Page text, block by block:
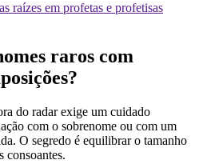
raízes em profetas e profetisas
raros com
do radar exige um cuidado
com o sobrenome ou com um
O segredo é equilibrar o tamanho
consoantes.